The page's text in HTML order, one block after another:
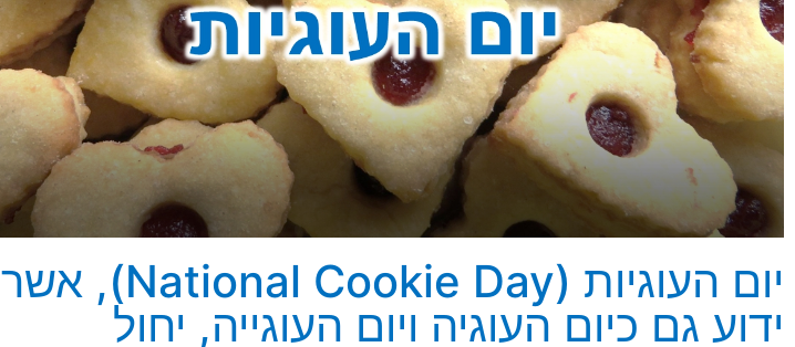
יום העוגיות (National Cookie Day), אשר
ידוע גם כיום העוגיה ויום העוגייה, יחול